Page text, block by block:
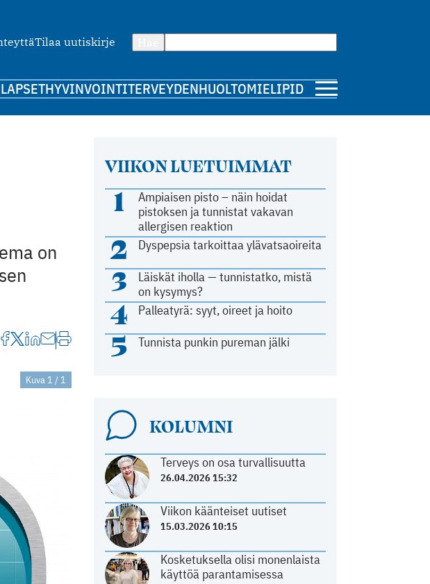
Tilaa uutiskirje
LAPSETHYVINVOINTITERVEYDENHUOLTOMIELIPIDE
VIIKON LUETUIMMAT
1
Ampiaisen pisto – näin hoidat
pistoksen ja tunnistat vakavan
allergisen reaktion
2 Dyspepsia tarkoittaa ylävatsaoireita
3
Läiskät iholla — tunnistatko, mistä
on kysymys?
4 Palleatyrä: syyt, oireet ja hoito
5 Tunnista punkin pureman jälki
KOLUMNI
Terveys on osa turvallisuutta
26.04.2026 15:32
Viikon käänteiset uutiset
15.03.2026 10:15
Kosketuksella olisi monenlaista
käyttöä parantamisessa
on
Kuva 1 / 1